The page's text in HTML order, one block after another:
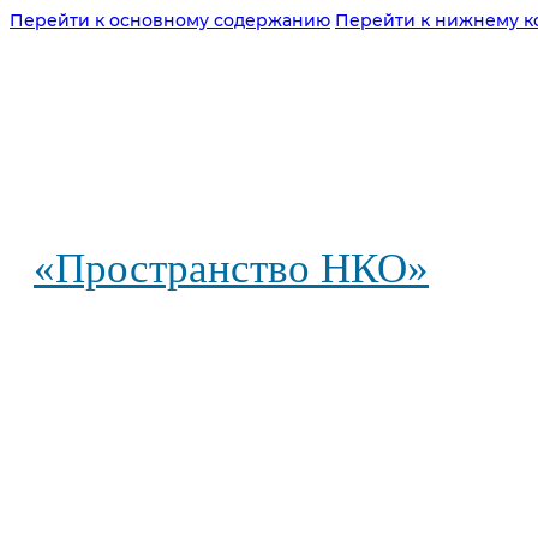
Перейти к основному содержанию Перейти к нижнему
«Пространство НКО»